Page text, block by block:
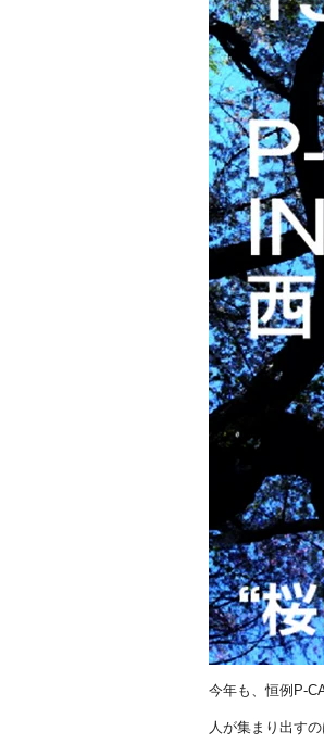
今年も、恒例P-
人が集まり出す